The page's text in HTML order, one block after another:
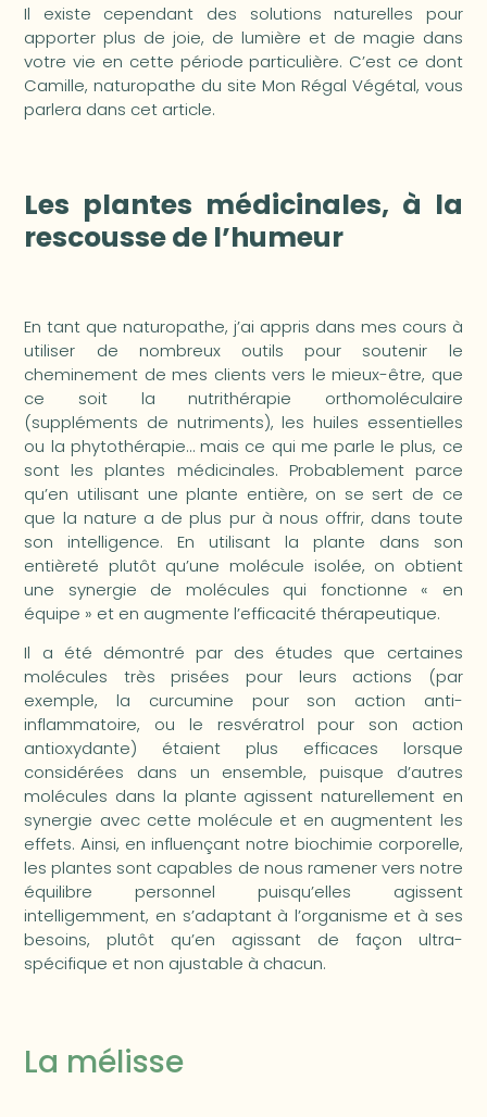
Il existe cependant des solutions naturelles pour
apporter plus de joie, de lumière et de magie dans
votre vie en cette période particulière. C’est ce dont
Camille, naturopathe du site Mon Régal Végétal, vous
parlera dans cet article.
Les plantes médicinales, à la
rescousse de l’humeur
En tant que naturopathe, j’ai appris dans mes cours à
utiliser de nombreux outils pour soutenir le
cheminement de mes clients vers le mieux-être, que
ce soit la nutrithérapie orthomoléculaire
(suppléments de nutriments), les huiles essentielles
ou la phytothérapie… mais ce qui me parle le plus, ce
sont les plantes médicinales. Probablement parce
qu’en utilisant une plante entière, on se sert de ce
que la nature a de plus pur à nous offrir, dans toute
son intelligence. En utilisant la plante dans son
entièreté plutôt qu’une molécule isolée, on obtient
une synergie de molécules qui fonctionne « en
équipe » et en augmente l’efficacité thérapeutique.
Il a été démontré par des études que certaines
molécules très prisées pour leurs actions (par
exemple, la curcumine pour son action anti-
inflammatoire, ou le resvératrol pour son action
antioxydante) étaient plus efficaces lorsque
considérées dans un ensemble, puisque d’autres
molécules dans la plante agissent naturellement en
synergie avec cette molécule et en augmentent les
effets. Ainsi, en influençant notre biochimie corporelle,
les plantes sont capables de nous ramener vers notre
équilibre personnel puisqu’elles agissent
intelligemment, en s’adaptant à l’organisme et à ses
besoins, plutôt qu’en agissant de façon ultra-
spécifique et non ajustable à chacun.
La mélisse